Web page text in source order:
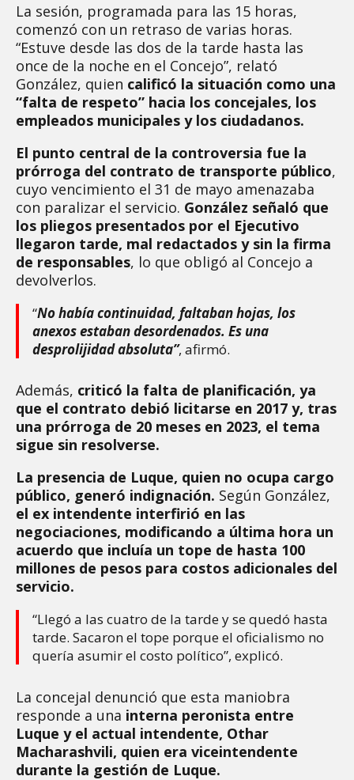
La sesión, programada para las 15 horas,
comenzó con un retraso de varias horas.
“Estuve desde las dos de la tarde hasta las
once de la noche en el Concejo”, relató
González, quien calificó la situación como una
“falta de respeto” hacia los concejales, los
empleados municipales y los ciudadanos.
El punto central de la controversia fue la
prórroga del contrato de transporte público,
cuyo vencimiento el 31 de mayo amenazaba
con paralizar el servicio. González señaló que
los pliegos presentados por el Ejecutivo
llegaron tarde, mal redactados y sin la firma
de responsables, lo que obligó al Concejo a
devolverlos.
“No había continuidad, faltaban hojas, los
anexos estaban desordenados. Es una
desprolijidad absoluta”, afirmó.
Además, criticó la falta de planificación, ya
que el contrato debió licitarse en 2017 y, tras
una prórroga de 20 meses en 2023, el tema
sigue sin resolverse.
La presencia de Luque, quien no ocupa cargo
público, generó indignación. Según González,
el ex intendente interfirió en las
negociaciones, modificando a última hora un
acuerdo que incluía un tope de hasta 100
millones de pesos para costos adicionales del
servicio.
“Llegó a las cuatro de la tarde y se quedó hasta
tarde. Sacaron el tope porque el oficialismo no
quería asumir el costo político”, explicó.
La concejal denunció que esta maniobra
responde a una interna peronista entre
Luque y el actual intendente, Othar
Macharashvili, quien era viceintendente
durante la gestión de Luque.